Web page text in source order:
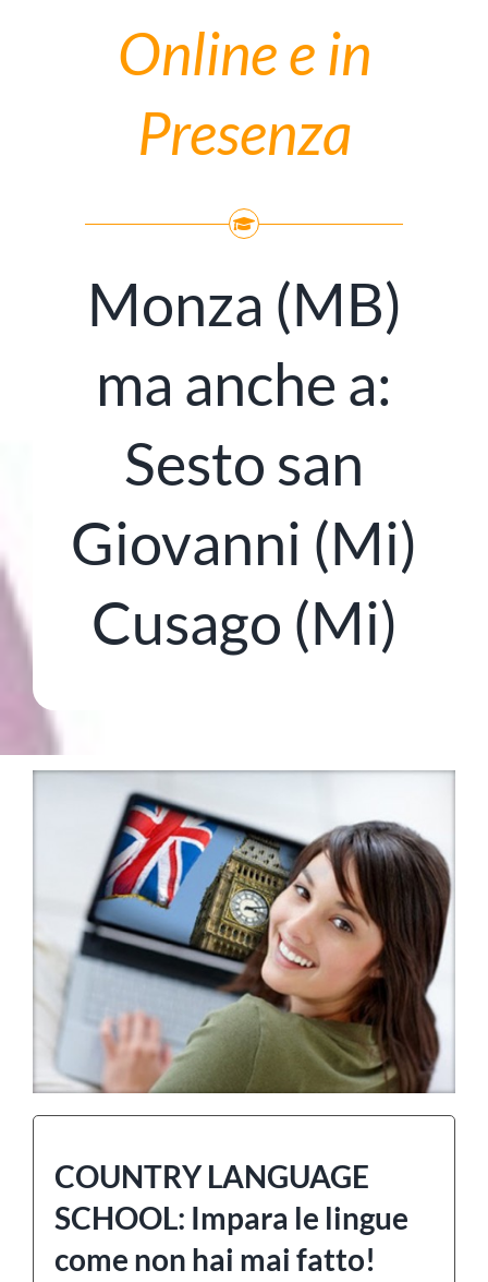
Online e in
Presenza
Monza (MB)
ma anche a:
Sesto san
Giovanni (Mi)
Cusago (Mi)
COUNTRY LANGUAGE
SCHOOL: Impara le lingue
come non hai mai fatto!